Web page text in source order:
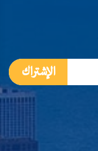
الإشتراك